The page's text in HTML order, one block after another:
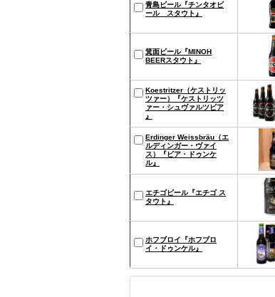
青島ビール『チンタオビ
ール スタウト』
箕面ビール『MINOH
BEERスタウト』
Koestritzer（ケストリッ
ツァー）『ケストリッツ
ァー・シュヴァルツビア
』
Erdinger Weissbräu（エ
ルディンガー・ヴァイ
ス）『ビア・ドゥンケ
ル』
エチゴビール『エチゴ ス
タウト』
ホフブロイ『ホフブロ
イ・ドゥンケル』